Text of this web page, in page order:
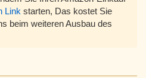
Link starten, Das kostet Sie
beim weiteren Ausbau des